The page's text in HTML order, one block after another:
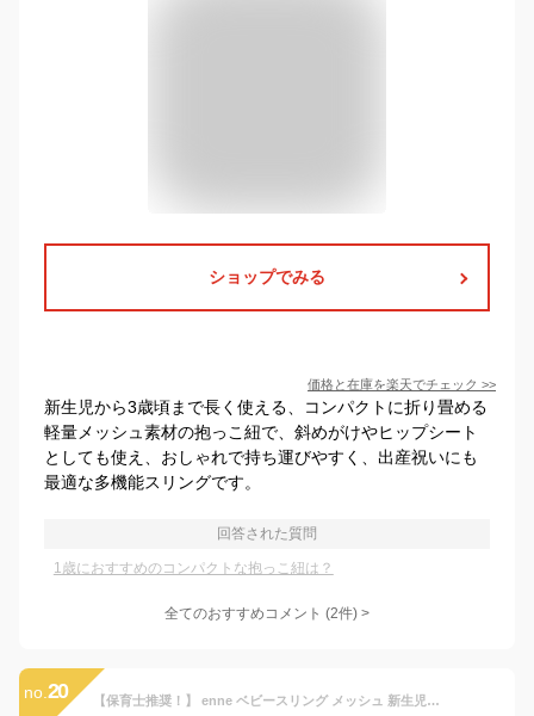
ショップでみる
価格と在庫を楽天でチェック >>
新生児から3歳頃まで長く使える、コンパクトに折り畳める
軽量メッシュ素材の抱っこ紐で、斜めがけやヒップシート
としても使え、おしゃれで持ち運びやすく、出産祝いにも
最適な多機能スリングです。
回答された質問
1歳におすすめのコンパクトな抱っこ紐は？
全てのおすすめコメント (2件) >
no. 20 【保育士推奨！】 enne ベビースリング メッシュ 新生児 抱っこひも 抱っこ紐 男女兼用 スリング コンパクト 折りたたみ 斜めがけ 蒸れない 20kg 抱っこ 軽量 軽い 幼児 人気 ベビー用品 出産祝い お出かけ 旅行 春 夏 秋 冬 ベビーギフト 1歳 2歳 3歳 メール便